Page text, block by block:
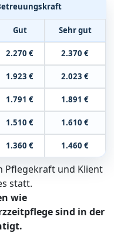
Gut Sehr gut
2.270 € 2.370 €
1.923 € 2.023 €
1.791 € 1.891 €
1.510 € 1.610 €
1.360 € 1.460 €
Pflegekraft und Klient
statt.
wie
sind in der